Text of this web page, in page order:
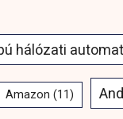
hálózati
Amazon (11)